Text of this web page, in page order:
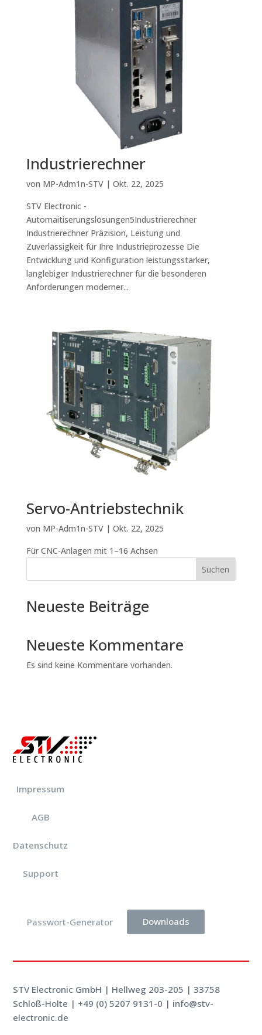
Industrierechner
von MP-Adm1n-STV| Okt. 22, 2025
STV Electronic -
Automaitiserungslösungen5Industrierechner
Industrierechner Präzision, Leistung und
Zuverlässigkeit für Ihre Industrieprozesse Die
Entwicklung und Konfiguration leistungsstarker,
langlebiger Industrierechner für die besonderen
Anforderungen moderner...
Servo-Antriebstechnik
von MP-Adm1n-STV| Okt. 22, 2025
Für CNC-Anlagen mit 1–16 Achsen
Suchen
Neueste Beiträge
Neueste Kommentare
Es sind keine Kommentare vorhanden.
Impressum
AGB
Datenschutz
Support
Passwort-Generator Downloads
STV Electronic GmbH | Hellweg 203-205 | 33758
Schloß-Holte | +49 (0) 5207 9131-0 | info@stv-
electronic.de